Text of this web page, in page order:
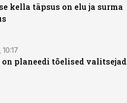
kella täpsus on elu ja surma
on planeedi tõelised valitsejad